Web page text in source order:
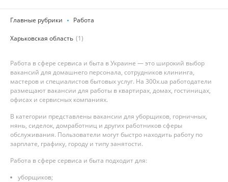
Главные рубрики Работа
Харьковская область (1)
Работа в сфере сервиса и быта в Украине — это широкий выбор
вакансий для домашнего персонала, сотрудников клининга,
мастеров и специалистов бытовых услуг. На 300x.ua работодатели
размещают вакансии для работы в квартирах, домах, гостиницах,
офисах и сервисных компаниях.
В категории представлены вакансии для уборщиков, горничных,
нянь, сиделок, домработниц и других работников сферы
обслуживания. Пользователи могут быстро находить работу по
зарплате, графику, городу и типу занятости.
Работа в сфере сервиса и быта подходит для:
уборщиков;